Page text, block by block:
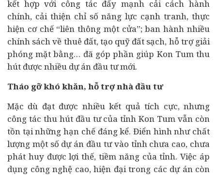
kết hợp với công tác đẩy mạnh cải cách hành
chính, cải thiện chỉ số năng lực cạnh tranh, thực
hiện cơ chế “liên thông một cửa”; ban hành nhiều
chính sách về thuê đất, tạo quỹ đất sạch, hỗ trợ giải
phóng mặt bằng… đã góp phần giúp Kon Tum thu
hút được nhiều dự án đầu tư mới.
Tháo gỡ khó khăn, hỗ trợ nhà đầu tư
Mặc dù đạt được nhiều kết quả tích cực, nhưng
công tác thu hút đầu tư của tỉnh Kon Tum vẫn còn
tồn tại những hạn chế đáng kể. Điển hình như chất
lượng một số dự án đầu tư vào tỉnh chưa cao, chưa
phát huy được lợi thế, tiềm năng của tỉnh. Việc áp
dụng công nghệ cao, hiện đại trong các dự án còn